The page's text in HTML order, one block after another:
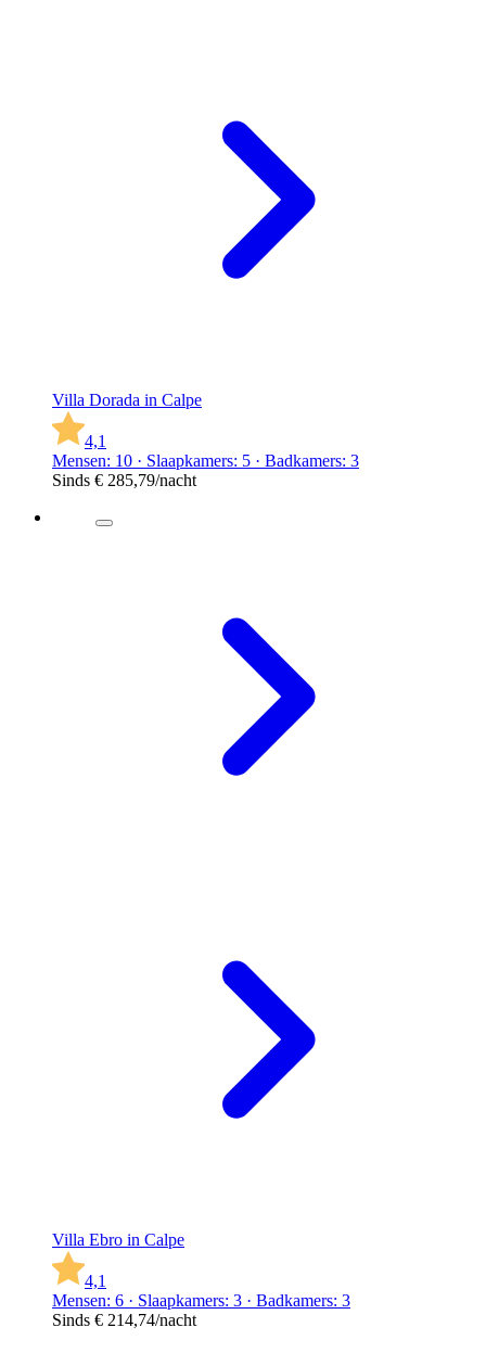
Villa Dorada in Calpe
4,1
Mensen: 10 · Slaapkamers: 5 · Badkamers: 3
Sinds € 285,79/nacht
Villa Ebro in Calpe
4,1
Mensen: 6 · Slaapkamers: 3 · Badkamers: 3
Sinds € 214,74/nacht